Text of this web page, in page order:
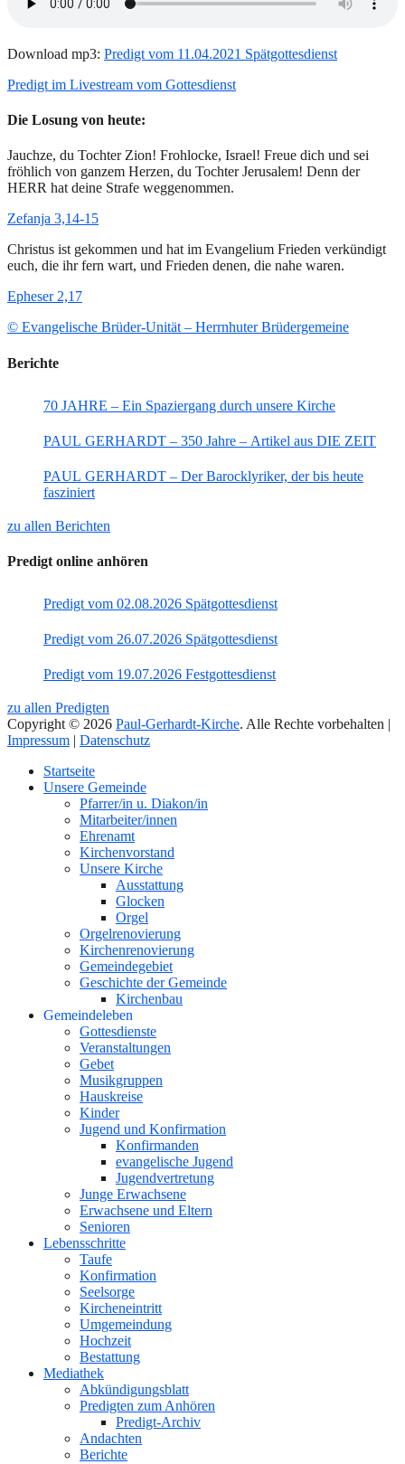
Download mp3: Predigt vom 11.04.2021 Spätgottesdienst
Predigt im Livestream vom Gottesdienst
Die Losung von heute:
Jauchze, du Tochter Zion! Frohlocke, Israel! Freue dich und sei
fröhlich von ganzem Herzen, du Tochter Jerusalem! Denn der
HERR hat deine Strafe weggenommen.
Zefanja 3,14-15
Christus ist gekommen und hat im Evangelium Frieden verkündigt
euch, die ihr fern wart, und Frieden denen, die nahe waren.
Epheser 2,17
© Evangelische Brüder-Unität – Herrnhuter Brüdergemeine
Berichte
70 JAHRE – Ein Spaziergang durch unsere Kirche
PAUL GERHARDT – 350 Jahre – Artikel aus DIE ZEIT
PAUL GERHARDT – Der Barocklyriker, der bis heute
fasziniert
zu allen Berichten
Predigt online anhören
Predigt vom 02.08.2026 Spätgottesdienst
Predigt vom 26.07.2026 Spätgottesdienst
Predigt vom 19.07.2026 Festgottesdienst
zu allen Predigten
Copyright © 2026 Paul-Gerhardt-Kirche. Alle Rechte vorbehalten |
Impressum | Datenschutz
oben
Startseite
Unsere Gemeinde
Pfarrer/in u. Diakon/in
Mitarbeiter/innen
Ehrenamt
Kirchenvorstand
Unsere Kirche
Ausstattung
Glocken
Orgel
Orgelrenovierung
Kirchenrenovierung
Gemeindegebiet
Geschichte der Gemeinde
Kirchenbau
Gemeindeleben
Gottesdienste
Veranstaltungen
Gebet
Musikgruppen
Hauskreise
Kinder
Jugend und Konfirmation
Konfirmanden
evangelische Jugend
Jugendvertretung
Junge Erwachsene
Erwachsene und Eltern
Senioren
Lebensschritte
Taufe
Konfirmation
Seelsorge
Kircheneintritt
Umgemeindung
Hochzeit
Bestattung
Mediathek
Abkündigungsblatt
Predigten zum Anhören
Predigt-Archiv
Andachten
Berichte